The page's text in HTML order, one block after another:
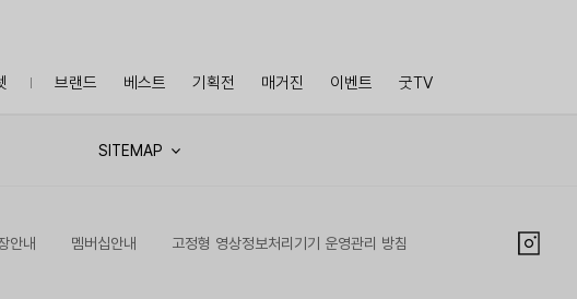
브랜드 베스트 기획전 매거진 이벤트 굿TV
SITEMAP
안내 멤버십안내 고정형 영상정보처리기기 운영관리 방침